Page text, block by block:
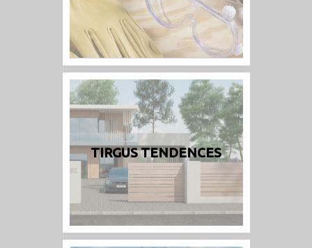
TIRGUS TENDENCES